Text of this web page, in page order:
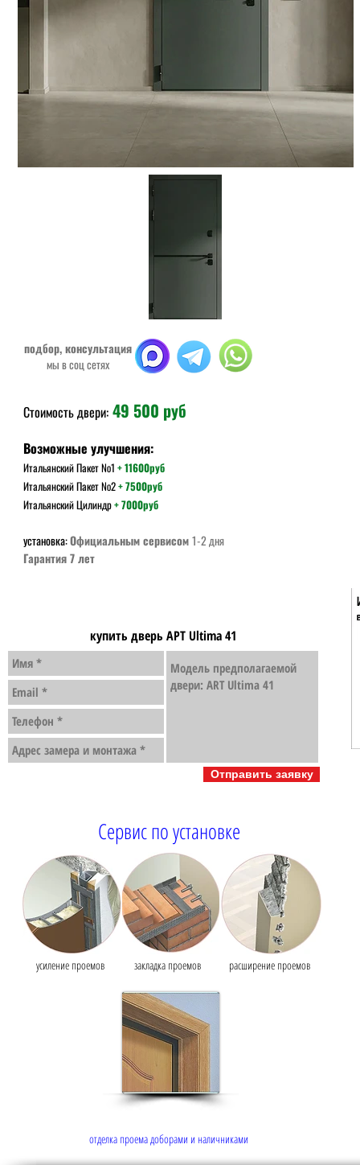
Стоимость двери: 49 500 руб
Возможные улучшения:
Итальянский Пакет№1 +11600руб
Итальянский Пакет №2+ 7500руб
Итальянский Цилиндр+ 7000руб
установка:Официальным сервисом1-2 дня
Гарантия 7 лет
купить дверь АРТ Ultima 41
Отправить заявку
Сервис по установке
подбор, консультация
мы в соц сетях
усиление проемов закладка проемов расширение проемов
отделка проема доборами и наличниками